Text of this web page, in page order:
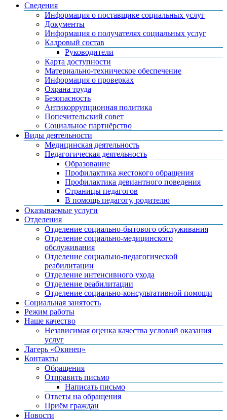
Сведения
Информация о поставщике социальных услуг
Документы
Информация о получателях социальных услуг
Кадровый состав
Руководители
Карта доступности
Материально-техническое обеспечение
Информация о проверках
Охрана труда
Безопасность
Антикоррупционная политика
Попечительский совет
Социальное партнёрство
Виды деятельности
Медицинская деятельность
Педагогическая деятельность
Образование
Профилактика жестокого обращения
Профилактика девиантного поведения
Страницы педагогов
В помощь педагогу, родителю
Оказываемые услуги
Отделения
Отделение социально-бытового обслуживания
Отделение социально-медицинского
обслуживания
Отделение социально-педагогической
реабилитации
Отделение интенсивного ухода
Отделение реабилитации
Отделение социально-консультативной помощи
Социальная занятость
Режим работы
Наше качество
Независимая оценка качества условий оказания
услуг
Лагерь «Окинец»
Контакты
Обращения
Отправить письмо
Написать письмо
Ответы на обращения
Приём граждан
Новости